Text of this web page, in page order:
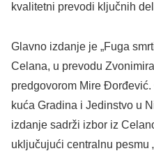
kvalitetni prevodi ključnih
​Glavno izdanje je „Fuga
Celana, u prevodu
predgovorom Mire
kuća Gradina i Jedinstvo u
izdanje sadrži izbor iz
uključujući centralnu pesmu